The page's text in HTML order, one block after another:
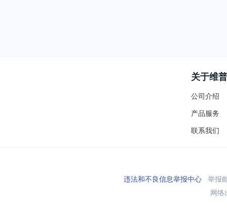
关于维普
公司介绍
产品服务
联系我们
违法和不良信息举报中心举报
网